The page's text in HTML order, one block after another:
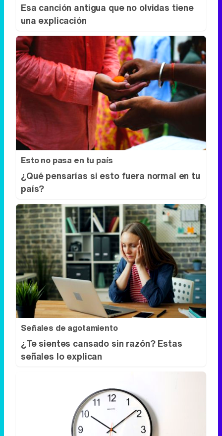
Esto no pasa en tu país
¿Qué pensarías si esto fuera normal en tu
país?
Señales de agotamiento
¿Te sientes cansado sin razón? Estas
señales lo explican
¿El tiempo vuela?